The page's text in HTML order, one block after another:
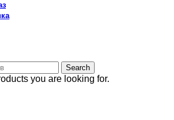
Search
you are looking for.